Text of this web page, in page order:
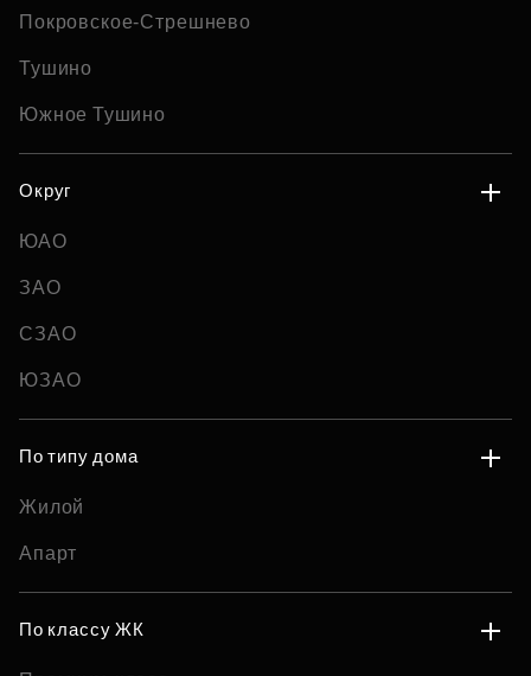
Покровское-Стрешнево
Тушино
Южное Тушино
Округ
ЮАО
ЗАО
СЗАО
ЮЗАО
По типу дома
Жилой
Апарт
По классу ЖК